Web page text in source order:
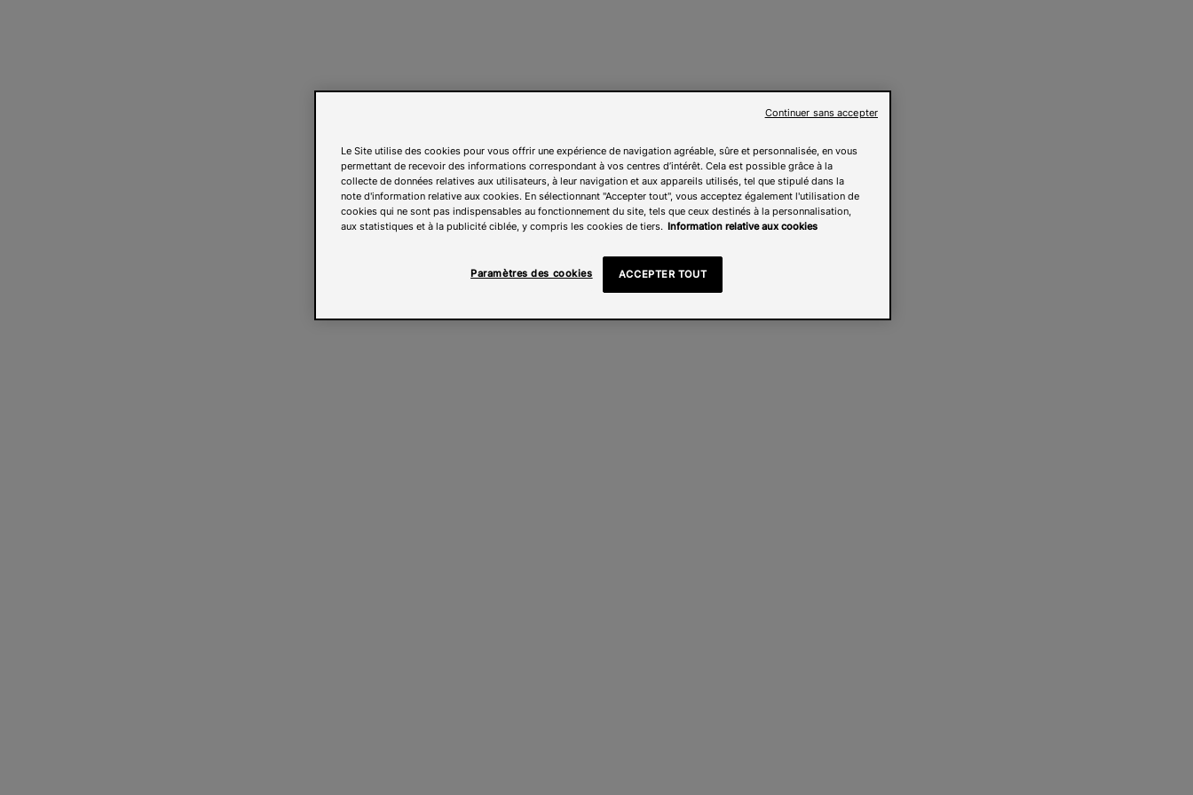
Le Site utilise des cookies pour vous offrir une expérience de navigation agréable, sûre et personnalisée, en vous
permettant de recevoir des informations correspondant à vos centres d’intérêt. Cela est possible grâce à la
collecte de données relatives aux utilisateurs, à leur navigation et aux appareils utilisés, tel que stipulé dans la
note d'information relative aux cookies. En sélectionnant "Accepter tout", vous acceptez également l'utilisation de
cookies qui ne sont pas indispensables au fonctionnement du site, tels que ceux destinés à la personnalisation,
aux statistiques et à la publicité ciblée, y compris les cookies de tiers. Information relative aux cookies
Paramètres des cookies ACCEPTER TOUT
Continuer sans accepter